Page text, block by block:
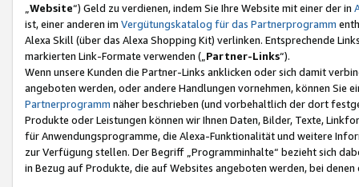
Website“) Geld zu verdienen, indem Sie Ihre Website mit einer der in
ist, einer anderen im Vergütungskatalog für das Partnerprogramm
Alexa Skill (über das Alexa Shopping Kit) verlinken. Entsprechende
markierten Link-Formate verwenden („ Partner-Links“).
Wenn unsere Kunden die Partner-Links anklicken oder sich damit
angeboten werden, oder andere Handlungen vornehmen, können Sie
Partnerprogramm näher beschrieben (und vorbehaltlich der dort
Produkte oder Leistungen können wir Ihnen Daten, Bilder, Texte,
für Anwendungsprogramme, die Alexa-Funktionalität und weitere
zur Verfügung stellen. Der Begriff „Programminhalte“ bezieht sich
in Bezug auf Produkte, die auf Websites angeboten werden, bei